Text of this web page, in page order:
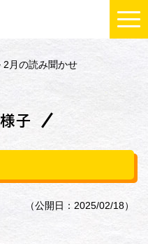
2月の読み聞かせ
子
（公開日：2025/02/18）